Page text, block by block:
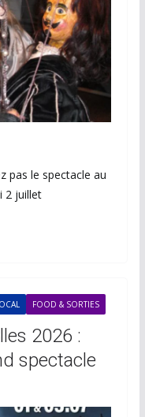
pas le spectacle au
2 juillet
FOOD & SORTIES
2026 :
spectacle